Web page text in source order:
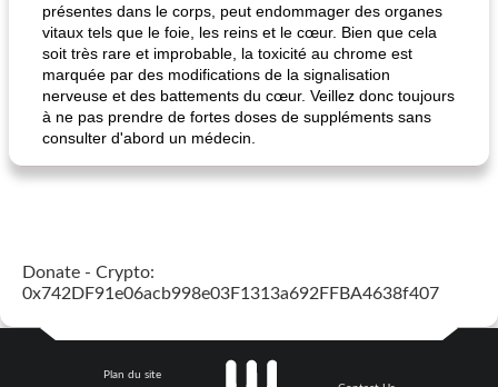
présentes dans le corps, peut endommager des organes
vitaux tels que le foie, les reins et le cœur. Bien que cela
soit très rare et improbable, la toxicité au chrome est
marquée par des modifications de la signalisation
nerveuse et des battements du cœur. Veillez donc toujours
à ne pas prendre de fortes doses de suppléments sans
consulter d'abord un médecin.
Donate - Crypto:
0x742DF91e06acb998e03F1313a692FFBA4638f407
Plan du site